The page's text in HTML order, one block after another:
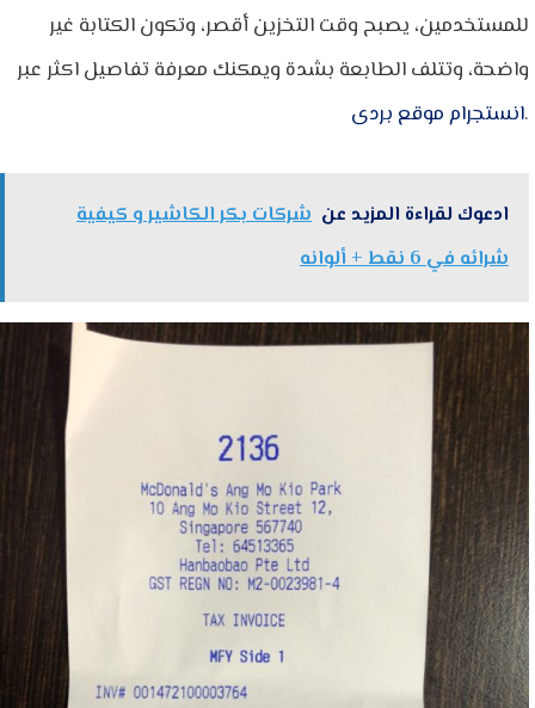
للمستخدمين، يصبح وقت التخزين أقصر، وتكون الكتابة غير
واضحة، وتتلف الطابعة بشدة ويمكنك معرفة تفاصيل اكثر عبر
انستجرام موقع بردى.
ادعوك لقراءة المزيد عن شركات بكر الكاشير و كيفية
شرائه في 6 نقط + ألوانه